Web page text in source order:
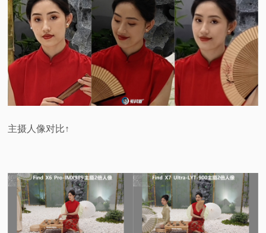
主摄人像对比↑